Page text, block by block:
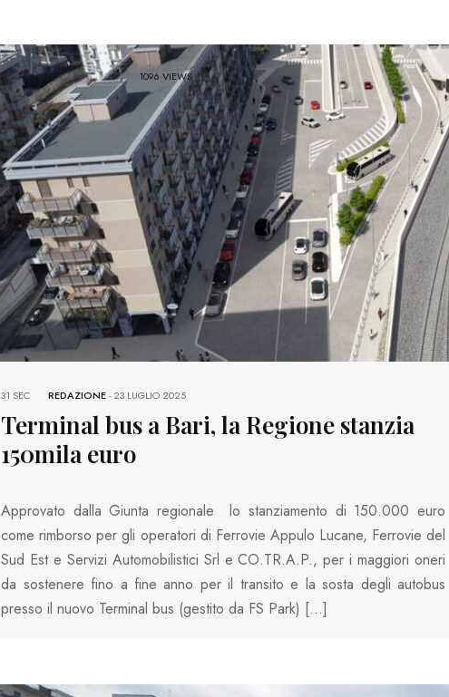
1096 VIEWS
REDAZIONE-23 LUGLIO 2025
31 SEC
Terminal bus a Bari, la Regione stanzia
150mila euro
Approvato dalla Giunta regionale lo stanziamento di 150.000 euro
come rimborso per gli operatori di Ferrovie Appulo Lucane, Ferrovie del
Sud Est e Servizi Automobilistici Srl e CO.TR.A.P., per i maggiori oneri
da sostenere fino a fine anno per il transito e la sosta degli autobus
presso il nuovo Terminal bus (gestito da FS Park) […]